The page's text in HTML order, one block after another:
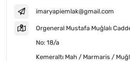
imaryapiemlak@gmail.com
Orgeneral Mustafa Muğlalı
No: 18/a
Kemeraltı Mah / Marmaris /